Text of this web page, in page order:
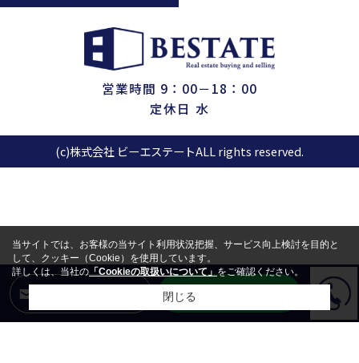
営業時間 9：00－18：00
定休日 水
(c)株式会社 ビーエステートALL rights reserved.
LINEからお問合せ
当サイトでは、お客様の当サイト利用状況把握、サービス向上検討を目的と
して、クッキー（Cookie）を使用しています。
詳しくは、当社の「Cookieの取扱いについて」をご確認ください。
閉じる